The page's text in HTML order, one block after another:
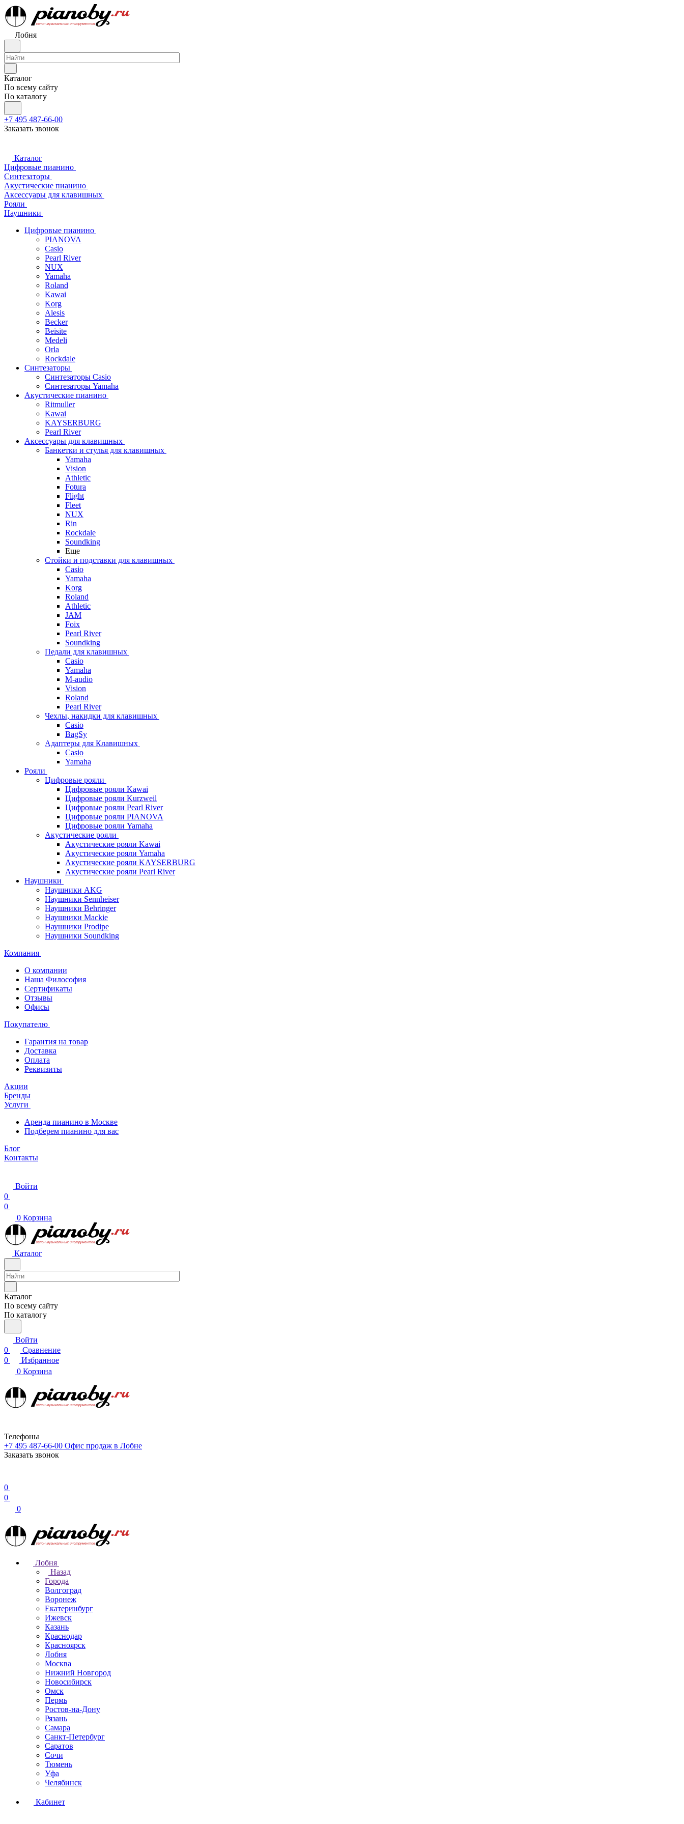
Лобня
Каталог
По всему сайту
По каталогу
+7 495 487-66-00
Заказать звонок
Каталог
Цифровые пианино
Синтезаторы
Акустические пианино
Аксессуары для клавишных
Рояли
Наушники
Цифровые пианино
PIANOVA
Casio
Pearl River
NUX
Yamaha
Roland
Kawai
Korg
Alesis
Becker
Beisite
Medeli
Orla
Rockdale
Синтезаторы
Синтезаторы Casio
Синтезаторы Yamaha
Акустические пианино
Ritmuller
Kawai
KAYSERBURG
Pearl River
Аксессуары для клавишных
Банкетки и стулья для клавишных
Yamaha
Vision
Athletic
Fotura
Flight
Fleet
NUX
Rin
Rockdale
Soundking
Еще
Стойки и подставки для клавишных
Casio
Yamaha
Korg
Roland
Athletic
JAM
Foix
Pearl River
Soundking
Педали для клавишных
Casio
Yamaha
M-audio
Vision
Roland
Pearl River
Чехлы, накидки для клавишных
Casio
BagSy
Адаптеры для Клавишных
Casio
Yamaha
Рояли
Цифровые рояли
Цифровые рояли Kawai
Цифровые рояли Kurzweil
Цифровые рояли Pearl River
Цифровые рояли PIANOVA
Цифровые рояли Yamaha
Акустические рояли
Акустические рояли Kawai
Акустические рояли Yamaha
Акустические рояли KAYSERBURG
Акустические рояли Pearl River
Наушники
Наушники AKG
Наушники Sennheiser
Наушники Behringer
Наушники Mackie
Наушники Prodipe
Наушники Soundking
Компания
О компании
Наша Философия
Сертификаты
Отзывы
Офисы
Покупателю
Гарантия на товар
Доставка
Оплата
Реквизиты
Акции
Бренды
Услуги
Аренда пианино в Москве
Подберем пианино для вас
Блог
Контакты
Войти
0
0
0 Корзина
Каталог
Каталог
По всему сайту
По каталогу
Войти
0
Сравнение
0
Избранное
0 Корзина
Телефоны
+7 495 487-66-00 Офис продаж в Лобне
Заказать звонок
0
0
0
Лобня
Назад
Города
Волгоград
Воронеж
Екатеринбург
Ижевск
Казань
Краснодар
Красноярск
Лобня
Москва
Нижний Новгород
Новосибирск
Омск
Пермь
Ростов-на-Дону
Рязань
Самара
Санкт-Петербург
Саратов
Сочи
Тюмень
Уфа
Челябинск
Кабинет